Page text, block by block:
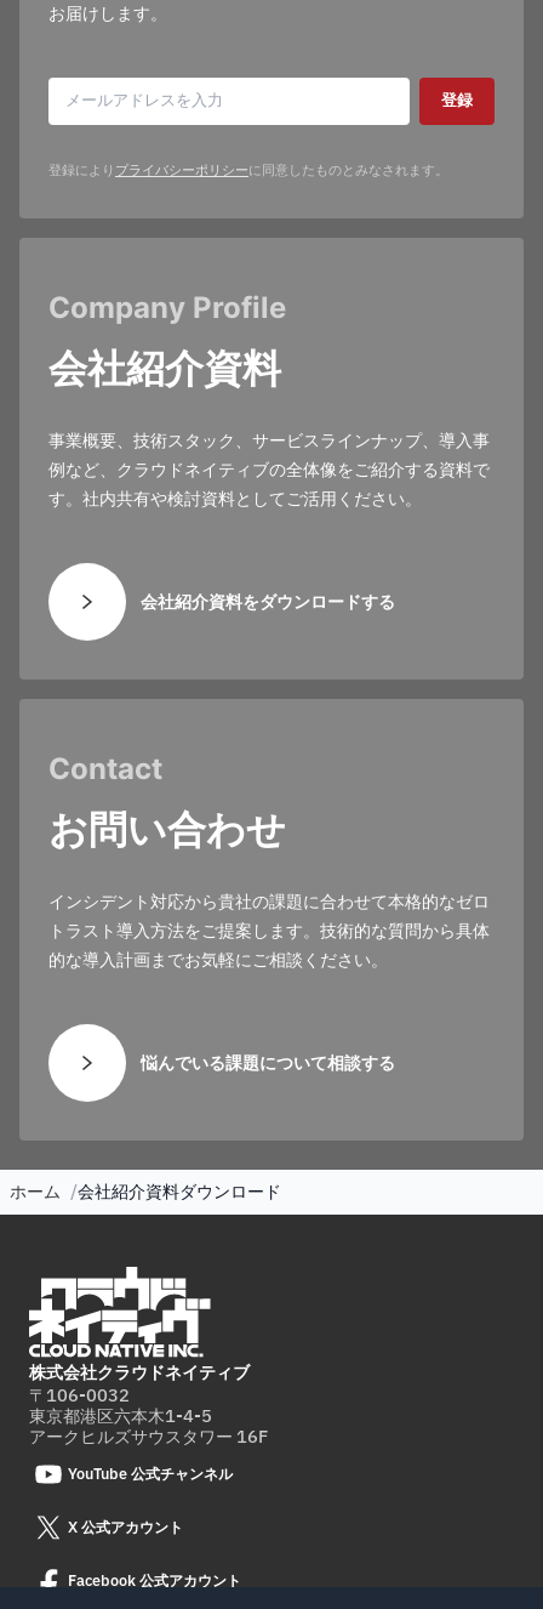
お届けします。
登録
登録により プライバシーポリシーに同意したものとみなされます。
Company Profile
会社紹介資料
事業概要、技術スタック、サービスラインナップ、導入事
例など、クラウドネイティブの全体像をご紹介する資料で
す。社内共有や検討資料としてご活用ください。
会社紹介資料をダウンロードする
Contact
お問い合わせ
インシデント対応から貴社の課題に合わせて本格的なゼロ
トラスト導入方法をご提案します。技術的な質問から具体
的な導入計画までお気軽にご相談ください。
悩んでいる課題について相談する
ホーム 会社紹介資料ダウンロード
株式会社クラウドネイティブ
〒106-0032
東京都港区六本木1-4-5
アークヒルズサウスタワー 16F
YouTube 公式チャンネル
X 公式アカウント
Facebook 公式アカウント